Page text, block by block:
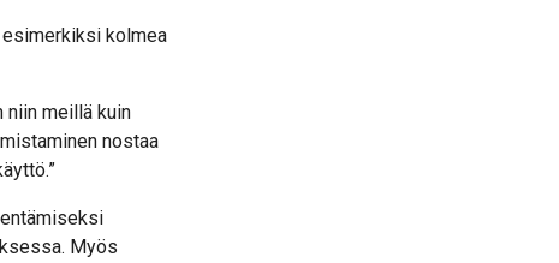
kolmea
niin meillä kuin
nostaa
Myös